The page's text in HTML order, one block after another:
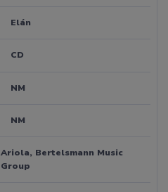
Elán
CD
NM
NM
Ariola, Bertelsmann Music
Group